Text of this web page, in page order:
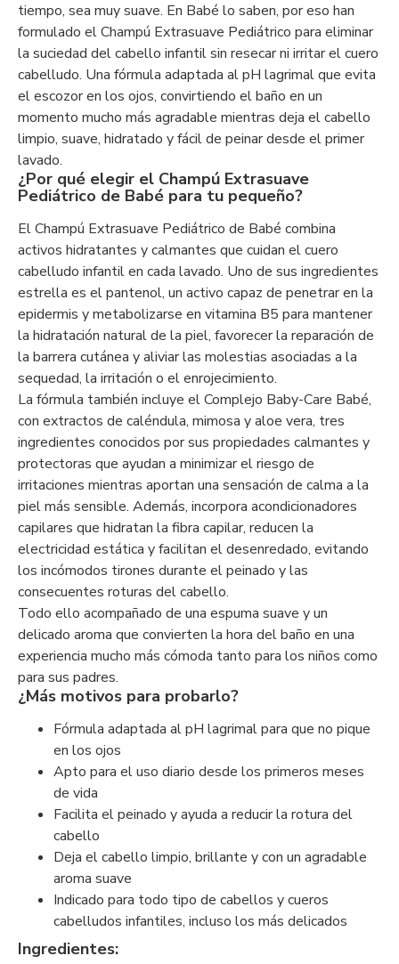
tiempo, sea muy suave. En Babé lo saben, por eso han
formulado el Champú Extrasuave Pediátrico para eliminar
la suciedad del cabello infantil sin resecar ni irritar el cuero
cabelludo. Una fórmula adaptada al pH lagrimal que evita
el escozor en los ojos, convirtiendo el baño en un
momento mucho más agradable mientras deja el cabello
limpio, suave, hidratado y fácil de peinar desde el primer
lavado.
¿Por qué elegir el Champú Extrasuave
Pediátrico de Babé para tu pequeño?
El Champú Extrasuave Pediátrico de Babé combina
activos hidratantes y calmantes que cuidan el cuero
cabelludo infantil en cada lavado. Uno de sus ingredientes
estrella es el pantenol, un activo capaz de penetrar en la
epidermis y metabolizarse en vitamina B5 para mantener
la hidratación natural de la piel, favorecer la reparación de
la barrera cutánea y aliviar las molestias asociadas a la
sequedad, la irritación o el enrojecimiento.
La fórmula también incluye el Complejo Baby-Care Babé,
con extractos de caléndula, mimosa y aloe vera, tres
ingredientes conocidos por sus propiedades calmantes y
protectoras que ayudan a minimizar el riesgo de
irritaciones mientras aportan una sensación de calma a la
piel más sensible. Además, incorpora acondicionadores
capilares que hidratan la fibra capilar, reducen la
electricidad estática y facilitan el desenredado, evitando
los incómodos tirones durante el peinado y las
consecuentes roturas del cabello.
Todo ello acompañado de una espuma suave y un
delicado aroma que convierten la hora del baño en una
experiencia mucho más cómoda tanto para los niños como
para sus padres.
¿Más motivos para probarlo?
Fórmula adaptada al pH lagrimal para que no pique
en los ojos
Apto para el uso diario desde los primeros meses
de vida
Facilita el peinado y ayuda a reducir la rotura del
cabello
Deja el cabello limpio, brillante y con un agradable
aroma suave
Indicado para todo tipo de cabellos y cueros
cabelludos infantiles, incluso los más delicados
Ingredientes: